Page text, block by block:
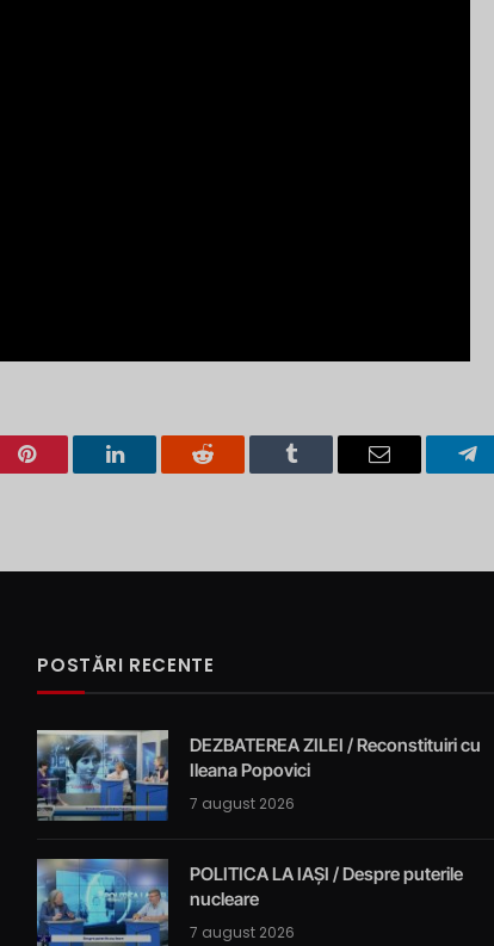
Pinterest LinkedIn Reddit Tumblr Email
POSTĂRI RECENTE
DEZBATEREA ZILEI / Reconstituiri cu
Ileana Popovici
7 august 2026
POLITICA LA IAȘI / Despre puterile
nucleare
7 august 2026